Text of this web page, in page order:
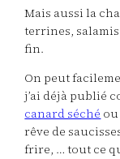
Mais aussi la
terrines, salamis
fin.
On peut
j’ai déjà publié
canard séché
rêve de
frire, … tout ce